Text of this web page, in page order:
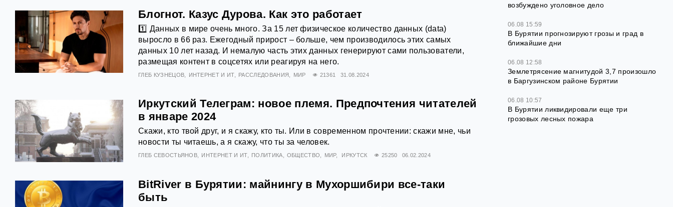
Блогнот. Казус Дурова. Как это работает
1️⃣ Данных в мире очень много. За 15 лет физическое количество данных (data)
выросло в 66 раз. Ежегодный прирост – больше, чем производилось этих самых
данных 10 лет назад. И немалую часть этих данных генерируют сами пользователи,
размещая контент в соцсетях или реагируя на него.
ГЛЕБ КУЗНЕЦОВ ИНТЕРНЕТ И ИТ РАССЛЕДОВАНИЯ МИР 21361 31.08.2024
Иркутский Телеграм: новое племя. Предпочтения читателей
в январе 2024
Скажи, кто твой друг, и я скажу, кто ты. Или в современном прочтении: скажи мне, чьи
новости ты читаешь, а я скажу, что ты за человек.
ГЛЕБ СЕВОСТЬЯНОВ ИНТЕРНЕТ И ИТ ПОЛИТИКА ОБЩЕСТВО МИР ИРКУТСК 25250 06.02.2024
BitRiver в Бурятии: майнингу в Мухоршибири все-таки
быть
возбуждено уголовное дело
06.08 15:59
В Бурятии прогнозируют грозы и град в
ближайшие дни
06.08 12:58
Землетрясение магнитудой 3,7 произошло
в Баргузинском районе Бурятии
06.08 10:57
В Бурятии ликвидировали еще три
грозовых лесных пожара